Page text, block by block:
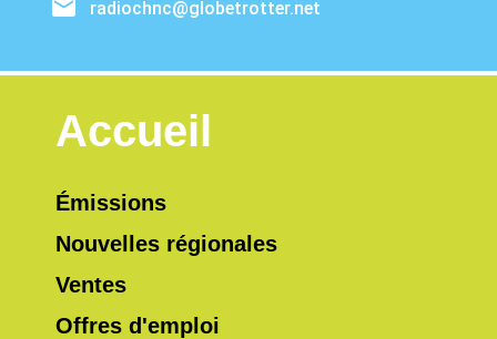
radiochnc@globetrotter.net
Accueil
Émissions
Nouvelles régionales
Ventes
Offres d'emploi